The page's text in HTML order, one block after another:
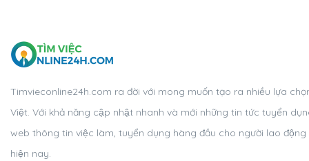
Timvieconline24h.com ra đời với mong muốn tạo ra nhiều lựa
Việt. Với khả năng cập nhật nhanh và mới những tin tức tuyển
web thông tin việc làm, tuyển dụng hàng đầu cho người lao
hiện nay.